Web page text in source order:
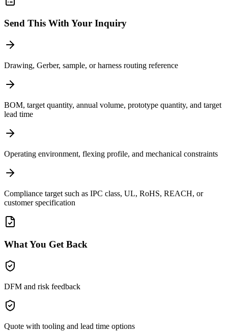
Send This With Your Inquiry
Drawing, Gerber, sample, or harness routing reference
BOM, target quantity, annual volume, prototype quantity, and target
lead time
Operating environment, flexing profile, and mechanical constraints
Compliance target such as IPC class, UL, RoHS, REACH, or
customer specification
What You Get Back
DFM and risk feedback
Quote with tooling and lead time options